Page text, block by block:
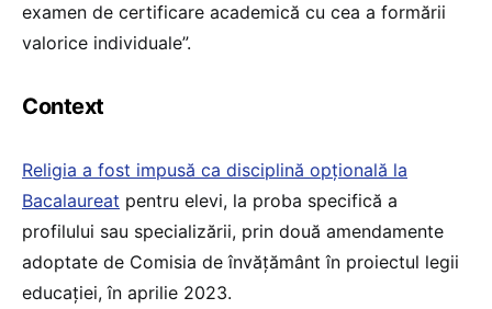
examen de certificare academică cu cea a formării
valorice individuale”.
Context
Religia a fost impusă ca disciplină opțională la
Bacalaureat pentru elevi, la proba specifică a
profilului sau specializării, prin două amendamente
adoptate de Comisia de învățământ în proiectul legii
educației, în aprilie 2023.